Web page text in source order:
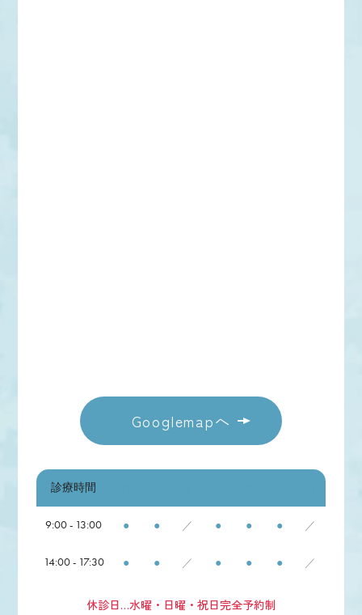
Googlemapへ
診療時間
9:00 - 13:00 ● ● ／ ● ● ● ／
14:00 - 17:30 ● ● ／ ● ● ● ／
休診日…水曜・日曜・祝日完全予約制